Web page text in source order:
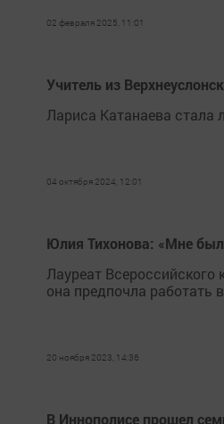
02 февраля 2025, 11:01
Учитель из
Лариса Катанаева стала
04 октября 2024, 12:01
Юлия Тихонова: «Мне
Лауреат Всероссийского
она предпочла работать
20 ноября 2023, 14:36
В Иннополисе прошел